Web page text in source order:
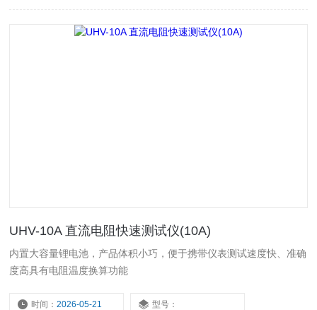
UHV-10A 直流电阻快速测试仪(10A)
内置大容量锂电池，产品体积小巧，便于携带仪表测试速度快、准确
度高具有电阻温度换算功能
时间：2026-05-21 型号：